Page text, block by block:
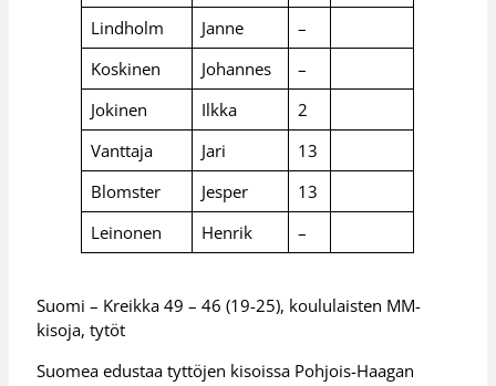
Lindholm
Janne
–
Koskinen
Johannes
–
Jokinen
Ilkka
2
Vanttaja
Jari
13
Blomster
Jesper
13
Leinonen
Henrik –
Suomi – Kreikka 49 – 46 (19-25), koululaisten MM-
kisoja, tytöt
Suomea edustaa tyttöjen kisoissa Pohjois-Haagan